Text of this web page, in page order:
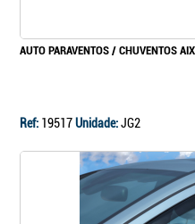
AUTO PARAVENTOS / CHUVENTOS
Ref: 19517Unidade:JG2